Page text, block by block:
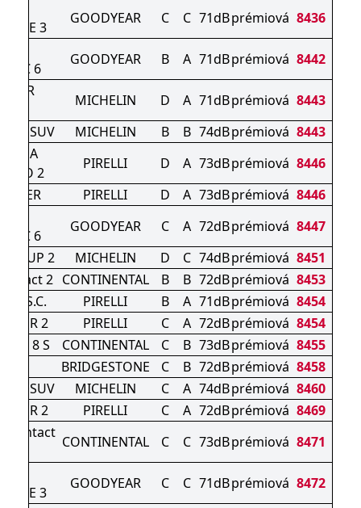
3
GOODYEAR C C 71dBprémiová 8436
6
GOODYEAR B A 71dBprémiová 8442
MICHELIN D A 71dBprémiová 8443
4 SUV
MICHELIN B B 74dBprémiová 8443
2
PIRELLI D A 73dBprémiová 8446
PIRELLI D A 73dBprémiová 8446
6
GOODYEAR C A 72dBprémiová 8447
CUP 2
MICHELIN D C 74dBprémiová 8451
2 CONTINENTAL B B 72dBprémiová 8453
S.C.
PIRELLI B A 71dBprémiová 8454
2
PIRELLI C A 72dBprémiová 8454
8 S
CONTINENTAL C B 73dBprémiová 8455
BRIDGESTONE C B 72dBprémiová 8458
4 SUV
MICHELIN C A 74dBprémiová 8460
2
PIRELLI C A 72dBprémiová 8469
CONTINENTAL C C 73dBprémiová 8471
3
GOODYEAR C C 71dBprémiová 8472